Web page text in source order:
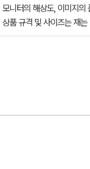
모니터의 해상도, 이미지의
상품 규격 및 사이즈는 재